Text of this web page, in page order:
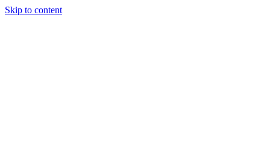
Skip to content